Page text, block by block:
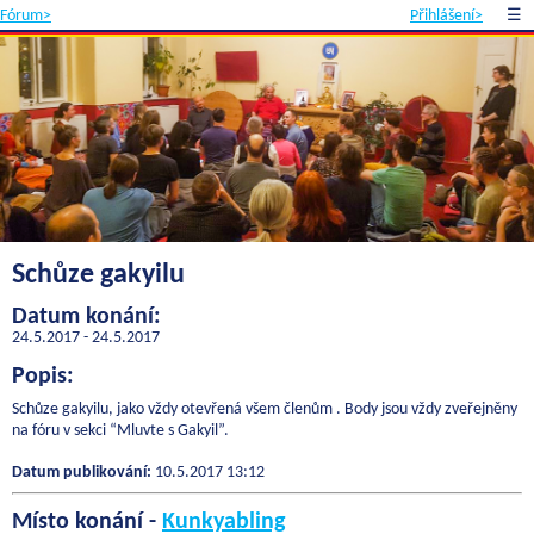
Fórum> Přihlášení> ☰
Schůze gakyilu
Datum konání:
24.5.2017 - 24.5.2017
Popis:
Schůze gakyilu, jako vždy otevřená všem členům . Body jsou vždy zveřejněny
na fóru v sekci “Mluvte s Gakyil”.
Datum publikování: 10.5.2017 13:12
Místo konání - Kunkyabling